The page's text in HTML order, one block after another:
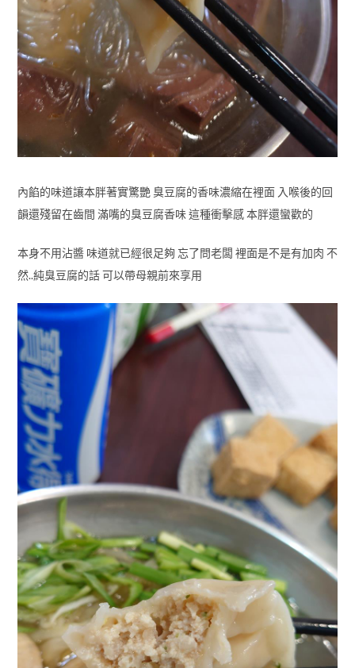
內餡的味道讓本胖著實驚艷 臭豆腐的香味濃縮在裡面 入喉後的回
韻還殘留在齒間 滿嘴的臭豆腐香味 這種衝擊感 本胖還蠻歡的
本身不用沾醬 味道就已經很足夠 忘了問老闆 裡面是不是有加肉 不
然..純臭豆腐的話 可以帶母親前來享用